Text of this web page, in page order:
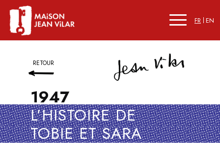
FR EN
RETOUR
1947
L’HISTOIRE DE
TOBIE ET SARA